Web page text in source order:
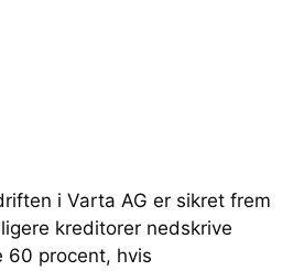
i Varta AG er sikret frem
kreditorer nedskrive
60 procent, hvis